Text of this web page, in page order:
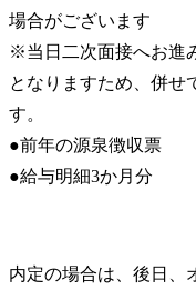
場合がございます
※当日二次面接へお進
となりますため、併せ
す。
●前年の源泉徴収票
●給与明細3か月分
内定の場合は、後日、